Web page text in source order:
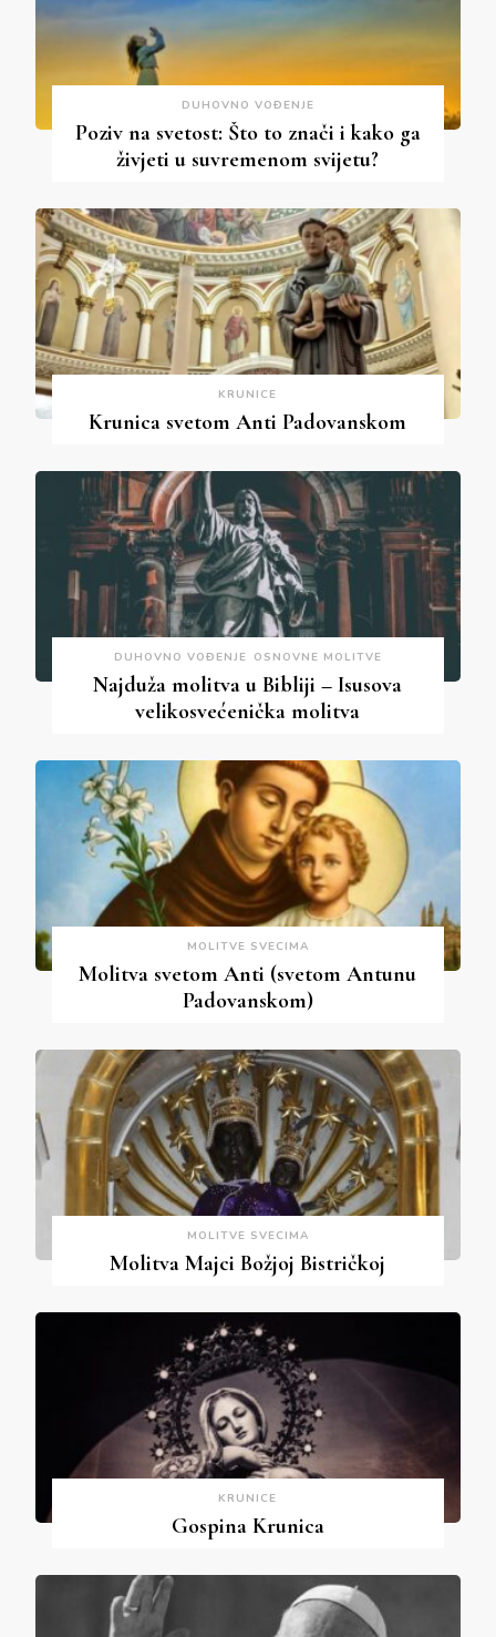
DUHOVNO VOĐENJE
Poziv na svetost: Što to znači i kako ga
živjeti u suvremenom svijetu?
KRUNICE
Krunica svetom Anti Padovanskom
DUHOVNO VOĐENJE OSNOVNE MOLITVE
Najduža molitva u Bibliji – Isusova
velikosvećenička molitva
MOLITVE SVECIMA
Molitva svetom Anti (svetom Antunu
Padovanskom)
MOLITVE SVECIMA
Molitva Majci Božjoj Bistričkoj
KRUNICE
Gospina Krunica